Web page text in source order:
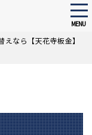
MENU
なら【天花寺板金】